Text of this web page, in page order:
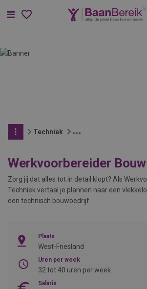
Menu
Techniek
Werkvoorbereider
Zorg jij dat alles tot in detail klopt? Als
Techniek vertaal je plannen naar een
een technisch bouwbedrijf.
Plaats
West-Friesland
Uren per week
32 tot 40 uren per week
Salaris